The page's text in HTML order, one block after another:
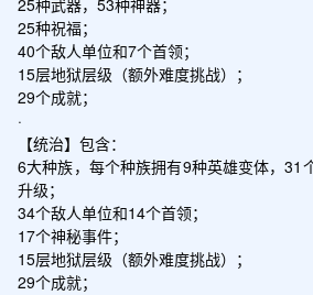
25种祝福；
40个敌人单位和7个首领；
15层地狱层级（额外难度挑战）；
29个成就；
·
【统治】包含：
6大种族，每个种族拥有9种英雄变体，31
升级；
34个敌人单位和14个首领；
17个神秘事件；
15层地狱层级（额外难度挑战）；
29个成就；